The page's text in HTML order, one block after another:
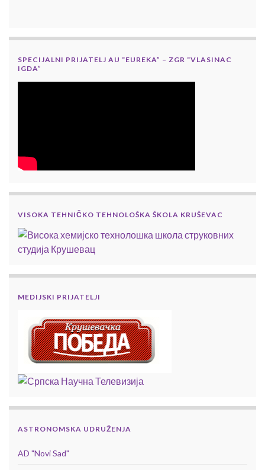
SPECIJALNI PRIJATELJ AU “EUREKA” – ZGR “VLASINAC
IGDA”
VISOKA TEHNIČKO TEHNOLOŠKA ŠKOLA KRUŠEVAC
MEDIJSKI PRIJATELJI
ASTRONOMSKA UDRUŽENJA
AD "Novi Sad"